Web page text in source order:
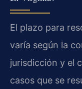
El plazo para
varía según la
jurisdicción y el
casos que se